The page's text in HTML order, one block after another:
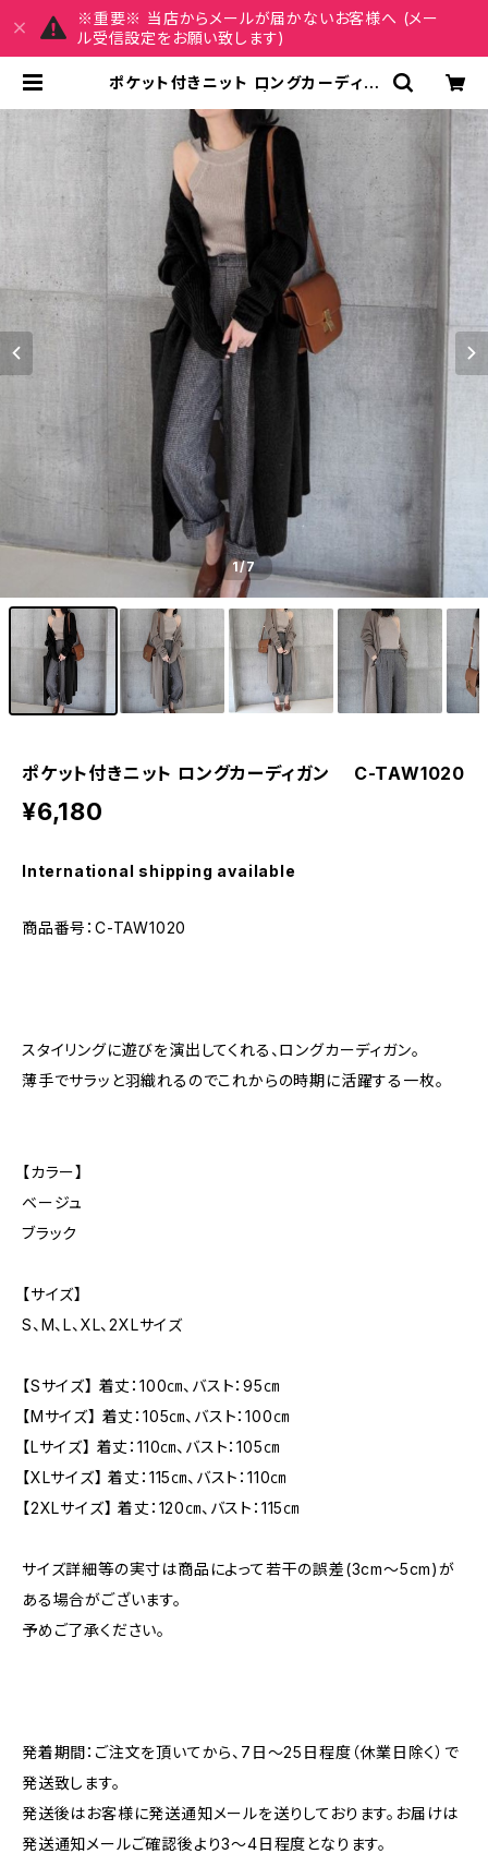
※重要※ 当店からメールが届かないお客様へ (メー
ル受信設定をお願い致します)
ポケット付きニット ロングカーディガ
ルセ 20代,30代,40代 レディースフ
ァッション 通販
1/7
ポケット付きニット ロングカーディガン C-TAW1020
¥6,180
International shipping available
商品番号：C-TAW1020
スタイリングに遊びを演出してくれる、ロングカーディガン。
薄手でサラッと羽織れるのでこれからの時期に活躍する一枚。
【カラー】
ベージュ
ブラック
【サイズ】
S、M、L、XL、2XLサイズ
【Sサイズ】 着丈：100㎝、バスト：95㎝
【Mサイズ】 着丈：105㎝、バスト：100㎝
【Lサイズ】 着丈：110㎝、バスト：105㎝
【XLサイズ】 着丈：115㎝、バスト：110㎝
【2XLサイズ】 着丈：120㎝、バスト：115㎝
サイズ詳細等の実寸は商品によって若干の誤差(3cm〜5cm)が
ある場合がございます。
予めご了承ください。
発着期間：ご注文を頂いてから、7日〜25日程度（休業日除く）で
発送致します。
発送後はお客様に発送通知メールを送りしております。お届けは
発送通知メールご確認後より3〜4日程度となります。